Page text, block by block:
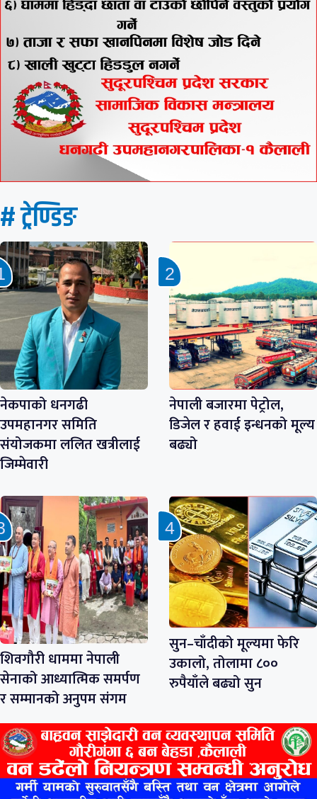
# ट्रेण्डिङ
नेकपाको धनगढी
उपमहानगर समिति
संयोजकमा ललित खत्रीलाई
जिम्मेवारी
नेपाली बजारमा पेट्रोल,
डिजेल र हवाई इन्धनको मूल्य
बढ्यो
शिवगौरी धाममा नेपाली
सेनाको आध्यात्मिक समर्पण
र सम्मानको अनुपम संगम
सुन–चाँदीको मूल्यमा फेरि
उकालो, तोलामा ८००
रुपैयाँले बढ्यो सुन